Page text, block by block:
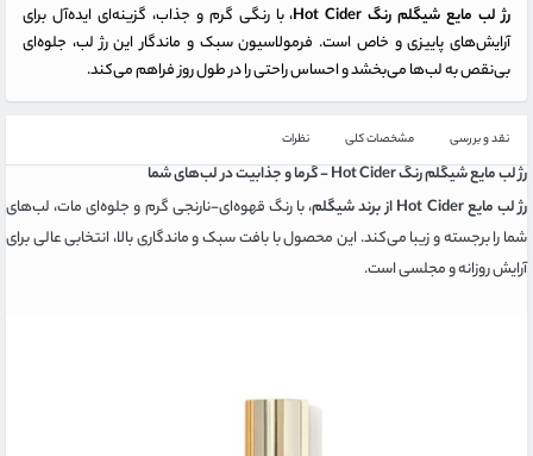
رژ لب مایع شیگلم رنگ Hot Cider
، با رنگی گرم و جذاب، گزینه‌ای ایده‌آل برای
آرایش‌های پاییزی و خاص است. فرمولاسیون سبک و ماندگار این رژ لب، جلوه‌ای
بی‌نقص به لب‌ها می‌بخشد و احساس راحتی را در طول روز فراهم می‌کند.
نقد و بررسی مشخصات کلی نظرات
رژ لب مایع شیگلم رنگ Hot Cider - گرما و جذابیت در لب‌های شما
رژ لب مایع Hot Cider از برند شیگلم
، با رنگ قهوه‌ای-نارنجی گرم و جلوه‌ای مات، لب‌های
شما را برجسته و زیبا می‌کند. این محصول با بافت سبک و ماندگاری بالا، انتخابی عالی برای
آرایش روزانه و مجلسی است.